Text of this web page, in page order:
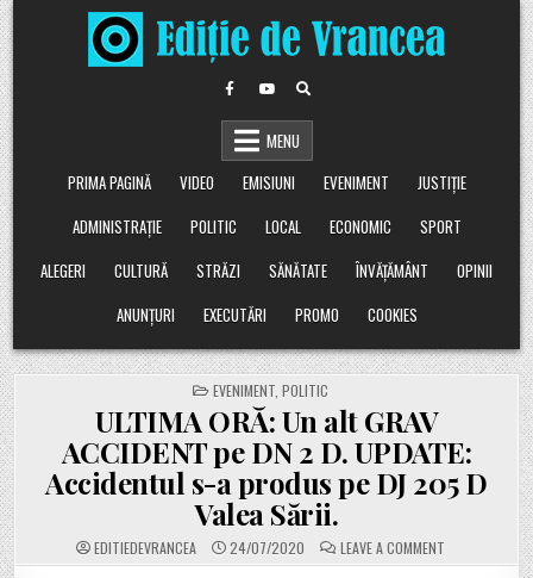
Skip
to
content
MENU
PRIMA PAGINĂ
VIDEO EMISIUNI EVENIMENT
JUSTIȚIE
ADMINISTRAȚIE
POLITIC LOCAL ECONOMIC
SPORT
ALEGERI
CULTURĂ STRĂZI SĂNĂTATE ÎNVĂȚĂMÂNT
OPINII
ANUNȚURI
EXECUTĂRI PROMO COOKIES
POSTED
IN
EVENIMENT POLITIC
ULTIMA ORĂ: Un alt GRAV
ACCIDENT pe DN 2 D. UPDATE:
Accidentul s-a produs pe DJ 205 D
Valea Sării.
EDITIEDEVRANCEA 24/07/2020 LEAVE A COMMENT
ULTIMA